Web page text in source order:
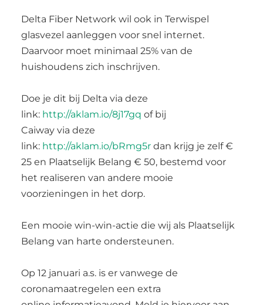
Delta Fiber Network wil ook in Terwispel
glasvezel aanleggen voor snel internet.
Daarvoor moet minimaal 25% van de
huishoudens zich inschrijven.
Doe je dit bij Delta via deze
link: http://aklam.io/8j17gq of bij
Caiway via deze
link: http://aklam.io/bRmg5rdan krijg je zelf €
25 en Plaatselijk Belang € 50, bestemd voor
het realiseren van andere mooie
voorzieningen in het dorp.
Een mooie win-win-actie die wij als Plaatselijk
Belang van harte ondersteunen.
Op 12 januari a.s. is er vanwege de
coronamaatregelen een extra